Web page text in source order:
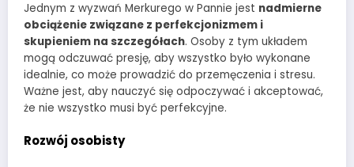
Jednym z wyzwań Merkurego w Pannie jest nadmierne
obciążenie związane z perfekcjonizmem i
skupieniem na szczegółach. Osoby z tym układem
mogą odczuwać presję, aby wszystko było wykonane
idealnie, co może prowadzić do przemęczenia i stresu.
Ważne jest, aby nauczyć się odpoczywać i akceptować,
że nie wszystko musi być perfekcyjne.
Rozwój osobisty